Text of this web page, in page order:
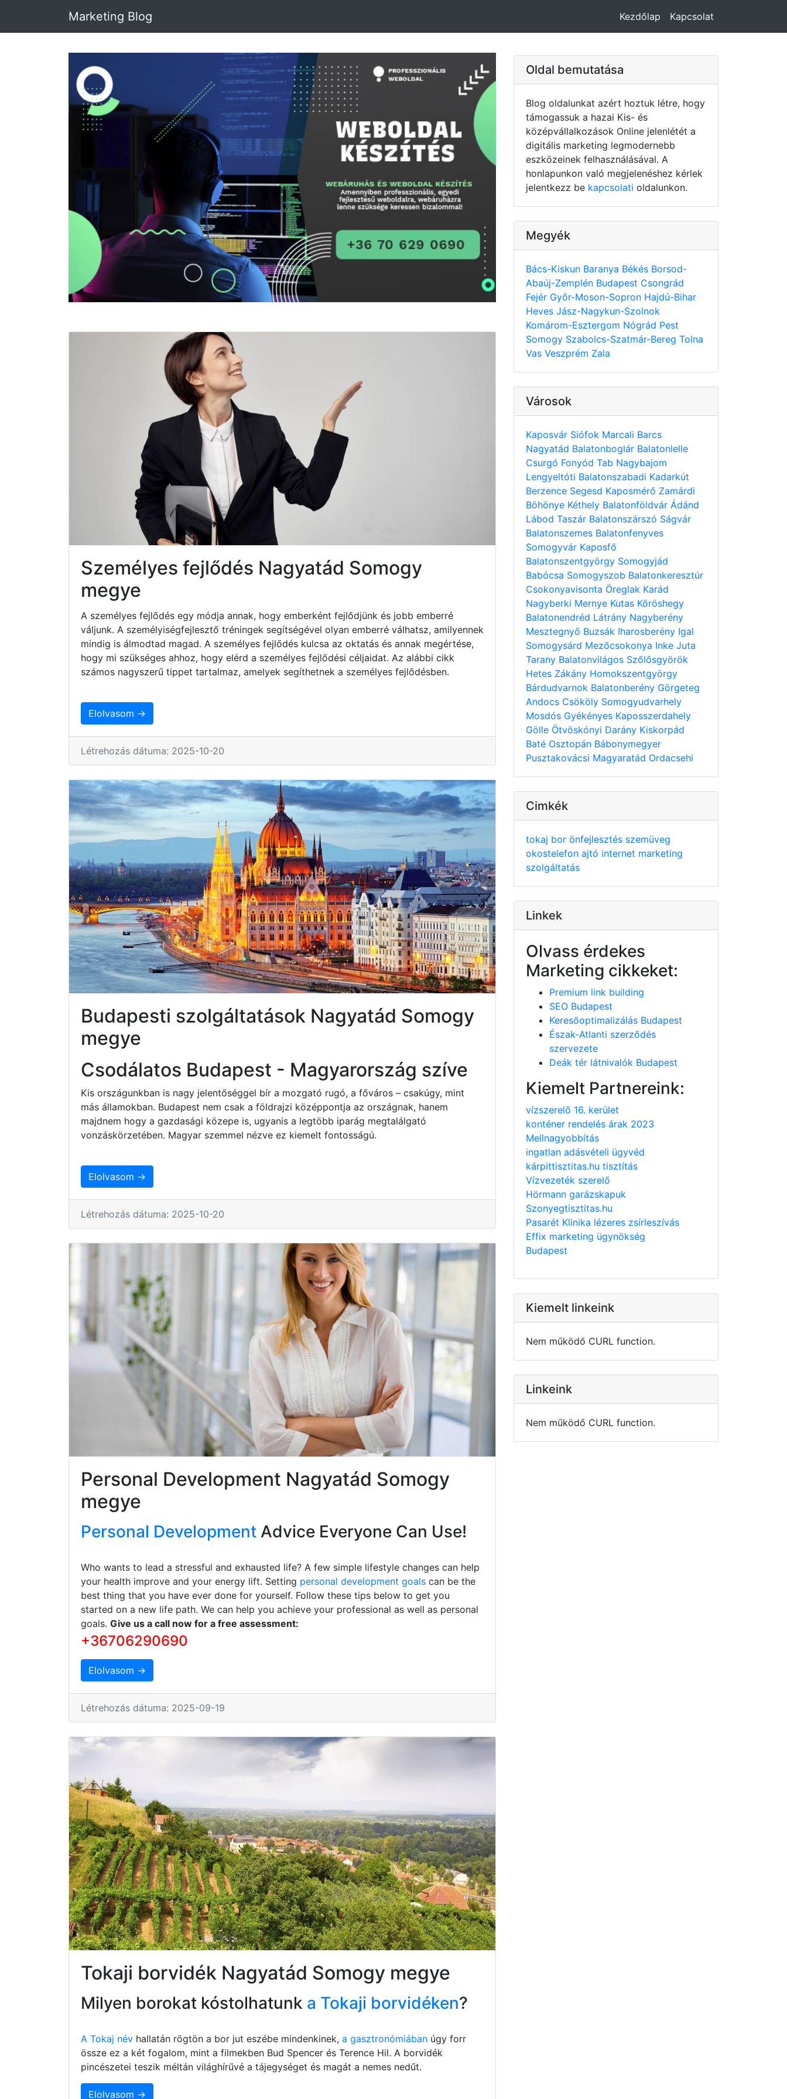
Marketing Blog Kezdőlap Kapcsolat
Személyes fejlődés Nagyatád Somogy
megye
A személyes fejlődés egy módja annak, hogy emberként fejlődjünk és jobb emberré
váljunk. A személyiségfejlesztő tréningek segítségével olyan emberré válhatsz, amilyennek
mindig is álmodtad magad. A személyes fejlődés kulcsa az oktatás és annak megértése,
hogy mi szükséges ahhoz, hogy elérd a személyes fejlődési céljaidat. Az alábbi cikk
számos nagyszerű tippet tartalmaz, amelyek segíthetnek a személyes fejlődésben.
Elolvasom →
Létrehozás dátuma: 2025-10-20
Budapesti szolgáltatások Nagyatád Somogy
megye
Csodálatos Budapest - Magyarország szíve
Kis országunkban is nagy jelentőséggel bír a mozgató rugó, a főváros – csakúgy, mint
más államokban. Budapest nem csak a földrajzi középpontja az országnak, hanem
majdnem hogy a gazdasági közepe is, ugyanis a legtöbb iparág megtalálgató
vonzáskörzetében. Magyar szemmel nézve ez kiemelt fontosságú.
Elolvasom →
Létrehozás dátuma: 2025-10-20
Personal Development Nagyatád Somogy
megye
Personal Development Advice Everyone Can Use!
Who wants to lead a stressful and exhausted life? A few simple lifestyle changes can help
your health improve and your energy lift. Setting personal development goals can be the
best thing that you have ever done for yourself. Follow these tips below to get you
started on a new life path. We can help you achieve your professional as well as personal
goals. Give us a call now for a free assessment:
+36706290690
Elolvasom →
Létrehozás dátuma: 2025-09-19
Tokaji borvidék Nagyatád Somogy megye
Milyen borokat kóstolhatunk a Tokaji borvidéken?
A Tokaj név hallatán rögtön a bor jut eszébe mindenkinek, a gasztronómiában úgy forr
össze ez a két fogalom, mint a filmekben Bud Spencer és Terence Hil. A borvidék
pincészetei teszik méltán világhírűvé a tájegységet és magát a nemes nedűt.
Elolvasom →
Oldal bemutatása
Blog oldalunkat azért hoztuk létre, hogy
támogassuk a hazai Kis- és
középvállalkozások Online jelenlétét a
digitális marketing legmodernebb
eszközeinek felhasználásával. A
honlapunkon való megjelenéshez kérlek
jelentkezz be kapcsolati oldalunkon.
Megyék
Bács-Kiskun Baranya Békés Borsod-
Abaúj-Zemplén Budapest Csongrád
Fejér Győr-Moson-Sopron Hajdú-Bihar
Heves Jász-Nagykun-Szolnok
Komárom-Esztergom Nógrád Pest
Somogy Szabolcs-Szatmár-Bereg Tolna
Vas Veszprém Zala
Városok
Kaposvár Siófok Marcali Barcs
Nagyatád Balatonboglár Balatonlelle
Csurgó Fonyód Tab Nagybajom
Lengyeltóti Balatonszabadi Kadarkút
Berzence Segesd Kaposmérő Zamárdi
Böhönye Kéthely Balatonföldvár Ádánd
Lábod Taszár Balatonszárszó Ságvár
Balatonszemes Balatonfenyves
Somogyvár Kaposfő
Balatonszentgyörgy Somogyjád
Babócsa Somogyszob Balatonkeresztúr
Csokonyavisonta Öreglak Karád
Nagyberki Mernye Kutas Kőröshegy
Balatonendréd Látrány Nagyberény
Mesztegnyő Buzsák Iharosberény Igal
Somogysárd Mezőcsokonya Inke Juta
Tarany Balatonvilágos Szőlősgyörök
Hetes Zákány Homokszentgyörgy
Bárdudvarnok Balatonberény Görgeteg
Andocs Csököly Somogyudvarhely
Mosdós Gyékényes Kaposszerdahely
Gölle Ötvöskónyi Darány Kiskorpád
Baté Osztopán Bábonymegyer
Pusztakovácsi Magyaratád Ordacsehi
Cimkék
tokaj bor önfejlesztés szemüveg
okostelefon ajtó internet marketing
szolgáltatás
Linkek
Olvass érdekes
Marketing cikkeket:
Premium link building
SEO Budapest
Keresőoptimalizálás Budapest
Észak-Atlanti szerződés
szervezete
Deák tér látnivalók Budapest
Kiemelt Partnereink:
vízszerelő 16. kerület
konténer rendelés árak 2023
Mellnagyobbítás
ingatlan adásvételi ügyvéd
kárpittisztitas.hu tisztítás
Vízvezeték szerelő
Hörmann garázskapuk
Szonyegtisztitas.hu
Pasarét Klinika lézeres zsírleszívás
Effix marketing ügynökség
Budapest
Kiemelt linkeink
Nem működő CURL function.
Linkeink
Nem működő CURL function.